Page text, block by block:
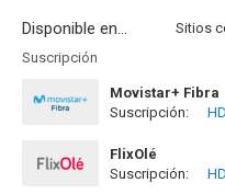
Disponible en...
Suscripción
Movistar+ Fibra
Disponible hasta
Suscripción: HD
FlixOlé
Suscripción:
HD